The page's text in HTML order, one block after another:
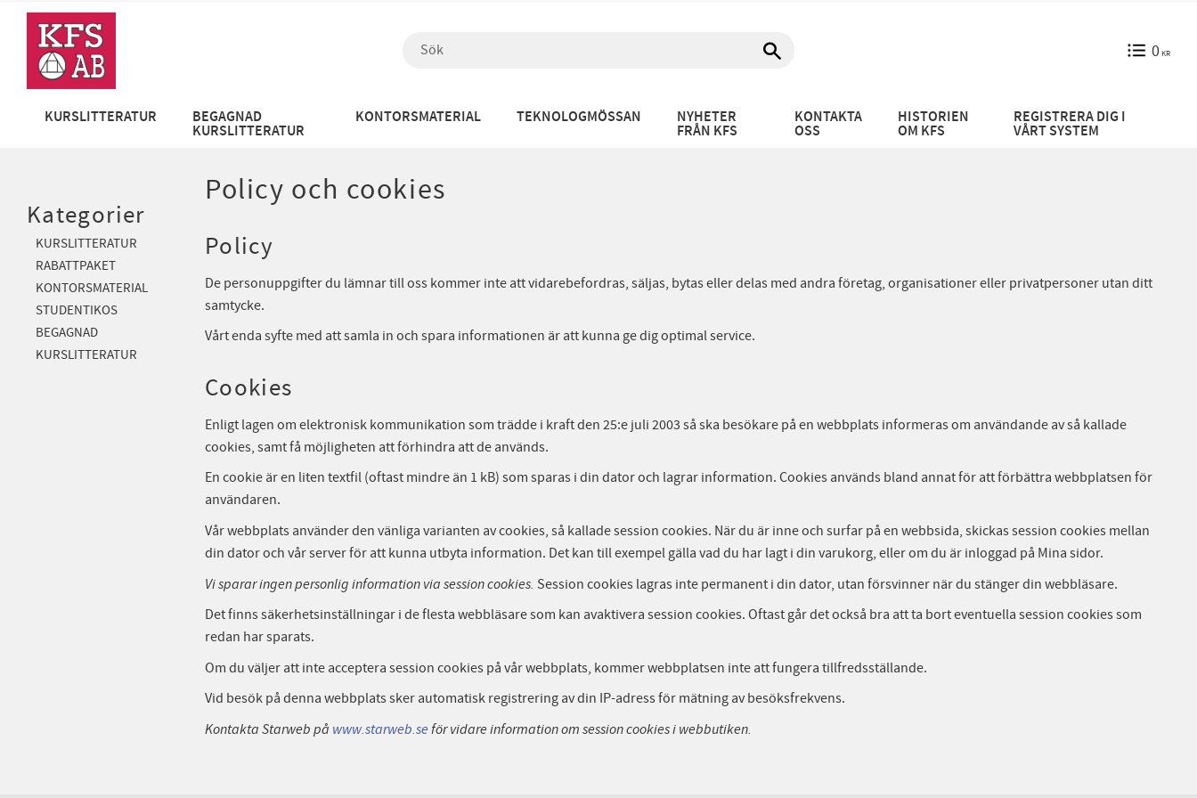
0KR
KURSLITTERATUR BEGAGNAD
KURSLITTERATUR
KONTORSMATERIAL TEKNOLOGMÖSSAN NYHETER
FRÅN KFS
KONTAKTA
OSS
HISTORIEN
OM KFS
REGISTRERA DIG I
VÅRT SYSTEM
Policy och cookies
Policy
De personuppgifter du lämnar till oss kommer inte att vidarebefordras, säljas, bytas eller delas med andra företag, organisationer eller privatpersoner utan ditt
samtycke.
Vårt enda syfte med att samla in och spara informationen är att kunna ge dig optimal service.
Cookies
Enligt lagen om elektronisk kommunikation som trädde i kraft den 25:e juli 2003 så ska besökare på en webbplats informeras om användande av så kallade
cookies, samt få möjligheten att förhindra att de används.
En cookie är en liten textfil (oftast mindre än 1 kB) som sparas i din dator och lagrar information. Cookies används bland annat för att förbättra webbplatsen för
användaren.
Vår webbplats använder den vänliga varianten av cookies, så kallade session cookies. När du är inne och surfar på en webbsida, skickas session cookies mellan
din dator och vår server för att kunna utbyta information. Det kan till exempel gälla vad du har lagt i din varukorg, eller om du är inloggad på Mina sidor.
Vi sparar ingen personlig information via session cookies. Session cookies lagras inte permanent i din dator, utan försvinner när du stänger din webbläsare.
Det finns säkerhetsinställningar i de flesta webbläsare som kan avaktivera session cookies. Oftast går det också bra att ta bort eventuella session cookies som
redan har sparats.
Om du väljer att inte acceptera session cookies på vår webbplats, kommer webbplatsen inte att fungera tillfredsställande.
Vid besök på denna webbplats sker automatisk registrering av din IP-adress för mätning av besöksfrekvens.
Kontakta Starweb på www.starweb.se för vidare information om session cookies i webbutiken.
Kategorier
KURSLITTERATUR
RABATTPAKET
KONTORSMATERIAL
STUDENTIKOS
BEGAGNAD
KURSLITTERATUR